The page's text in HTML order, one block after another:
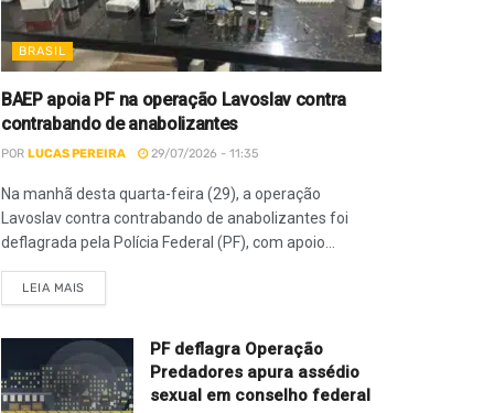
BRASIL
BAEP apoia PF na operação Lavoslav contra
contrabando de anabolizantes
POR LUCAS PEREIRA 29/07/2026 - 11:35
Na manhã desta quarta-feira (29), a operação
Lavoslav contra contrabando de anabolizantes foi
deflagrada pela Polícia Federal (PF), com apoio...
LEIA MAIS
PF deflagra Operação
Predadores apura assédio
sexual em conselho federal